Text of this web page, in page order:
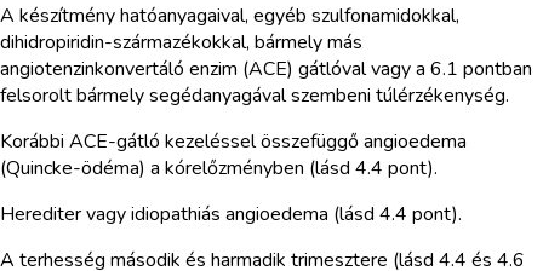
A készítmény hatóanyagaival, egyéb szulfonamidokkal,
dihidropiridin-származékokkal, bármely más
angiotenzinkonvertáló enzim (ACE) gátlóval vagy a 6.1 pontban
felsorolt bármely segédanyagával szembeni túlérzékenység.
Korábbi ACE-gátló kezeléssel összefüggő angioedema
(Quincke-ödéma) a kórelőzményben (lásd 4.4 pont).
Herediter vagy idiopathiás angioedema (lásd 4.4 pont).
A terhesség második és harmadik trimesztere (lásd 4.4 és 4.6